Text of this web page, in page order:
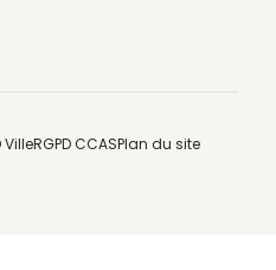
VilleRGPD CCASPlan du site